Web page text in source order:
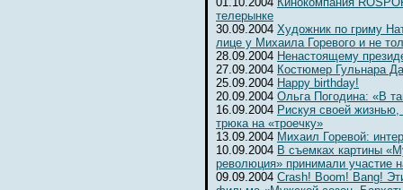
телерынке
30.09.2004 Художник по гриму
лице у Михаила Горевого и не
28.09.2004 Ненастоящему
27.09.2004 Костюмер Гульнара
25.09.2004 Happy birthday!
20.09.2004 Ольга Погодина: «В
16.09.2004 Рискуя своей
трюка на «троечку»
13.09.2004 Михаил Горевой:
10.09.2004 В съемках картины
революция» принимали участие
09.09.2004 Crash! Boom! Bang!